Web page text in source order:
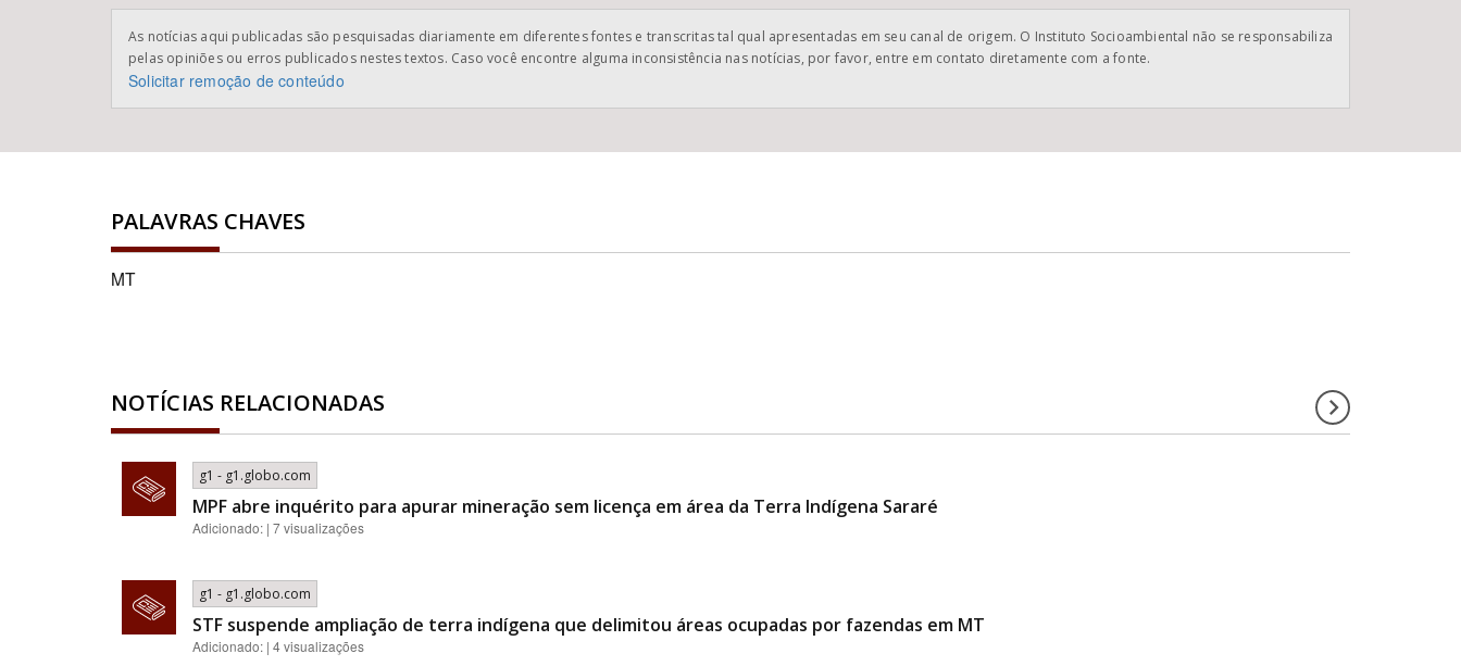
As notícias aqui publicadas são pesquisadas diariamente em diferentes fontes e transcritas tal qual apresentadas em seu canal de origem. O Instituto Socioambiental não se responsabiliza
pelas opiniões ou erros publicados nestes textos. Caso você encontre alguma inconsistência nas notícias, por favor, entre em contato diretamente com a fonte.
Solicitar remoção de conteúdo
PALAVRAS CHAVES
MT
NOTÍCIAS RELACIONADAS
g1 - g1.globo.com
MPF abre inquérito para apurar mineração sem licença em área da Terra Indígena Sararé
Adicionado: | 7 visualizações
g1 - g1.globo.com
STF suspende ampliação de terra indígena que delimitou áreas ocupadas por fazendas em MT
Adicionado: | 4 visualizações